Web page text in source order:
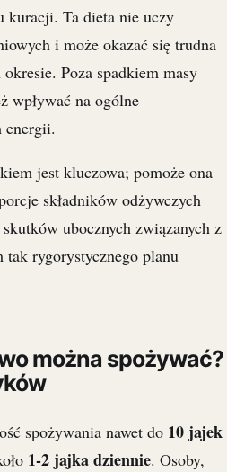
kuracji. Ta dieta nie uczy
i może okazać się trudna
Poza spadkiem masy
wpływać na ogólne
energii.
jest kluczowa; pomoże ona
składników odżywczych
ubocznych związanych z
tak rygorystycznego planu
można spożywać?
spożywania nawet do 10 jajek
1-2 jajka dziennie. Osoby,